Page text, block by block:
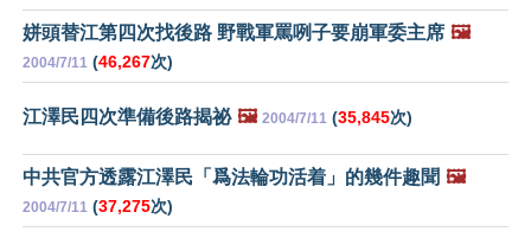
姘頭替江第四次找後路 野戰軍罵咧子要崩軍委主席 🖼️
2004/7/11 (46,267次)
江澤民四次準備後路揭祕 🖼️ 2004/7/11 (35,845次)
中共官方透露江澤民「爲法輪功活着」的幾件趣聞 🖼️
2004/7/11 (37,275次)